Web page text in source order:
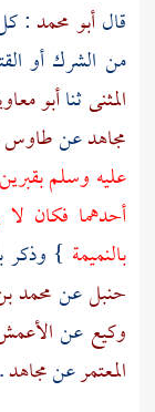
قالأبو محمد:
من الشرك أو
المثنىثناأبو
مجاهدعنطاوس
عليه وسلم
أحدهما فكان
بالنميمة } وذكر
حنبلعنمحمد
وكيع عن
المعتمرعنمجاهد.